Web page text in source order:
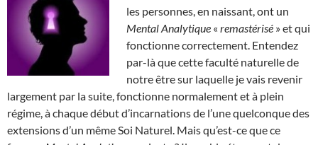
les personnes, en naissant, ont un
Mental Analytique « remastérisé » et qui
fonctionne correctement. Entendez
par-là que cette faculté naturelle de
notre être sur laquelle je vais revenir
largement par la suite, fonctionne normalement et à plein
régime, à chaque début d’incarnations de l’une quelconque des
extensions d’un même Soi Naturel. Mais qu’est-ce que ce